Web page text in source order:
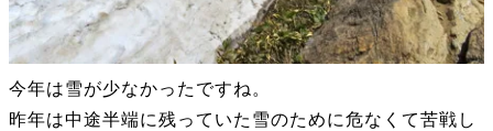
今年は雪が少なかったですね。
昨年は中途半端に残っていた雪のために危なくて苦戦し